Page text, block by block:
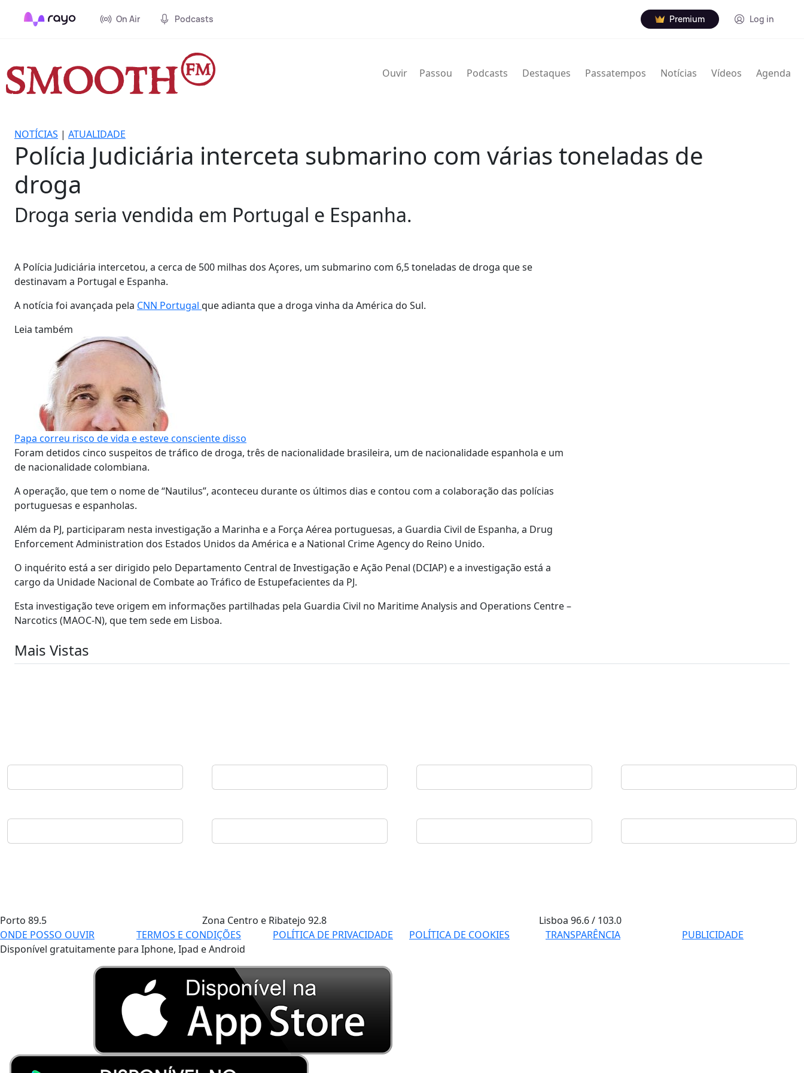
On Air Podcasts Premium Log in
Ouvir Passou Podcasts Destaques Passatempos Notícias Vídeos Agenda
NOTÍCIAS | ATUALIDADE
Polícia Judiciária interceta submarino com várias toneladas de
droga
Droga seria vendida em Portugal e Espanha.
A Polícia Judiciária intercetou, a cerca de 500 milhas dos Açores, um submarino com 6,5 toneladas de droga que se
destinavam a Portugal e Espanha.
A notícia foi avançada pela CNN Portugal que adianta que a droga vinha da América do Sul.
Leia também
Papa correu risco de vida e esteve consciente disso
Foram detidos cinco suspeitos de tráfico de droga, três de nacionalidade brasileira, um de nacionalidade espanhola e um
de nacionalidade colombiana.
A operação, que tem o nome de “Nautilus”, aconteceu durante os últimos dias e contou com a colaboração das polícias
portuguesas e espanholas.
Além da PJ, participaram nesta investigação a Marinha e a Força Aérea portuguesas, a Guardia Civil de Espanha, a Drug
Enforcement Administration dos Estados Unidos da América e a National Crime Agency do Reino Unido.
O inquérito está a ser dirigido pelo Departamento Central de Investigação e Ação Penal (DCIAP) e a investigação está a
cargo da Unidade Nacional de Combate ao Tráfico de Estupefacientes da PJ.
Esta investigação teve origem em informações partilhadas pela Guardia Civil no Maritime Analysis and Operations Centre –
Narcotics (MAOC-N), que tem sede em Lisboa.
Mais Vistas
Porto 89.5 Zona Centro e Ribatejo 92.8 Lisboa96.6 / 103.0
ONDE POSSO OUVIR
TERMOS E CONDIÇÕES POLÍTICA DE PRIVACIDADE POLÍTICA DE COOKIES TRANSPARÊNCIA
PUBLICIDADE
Disponível gratuitamente para Iphone, Ipad e Android